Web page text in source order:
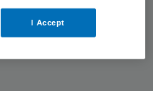
ze niet stevig op
loopmiddel willen
I Accept